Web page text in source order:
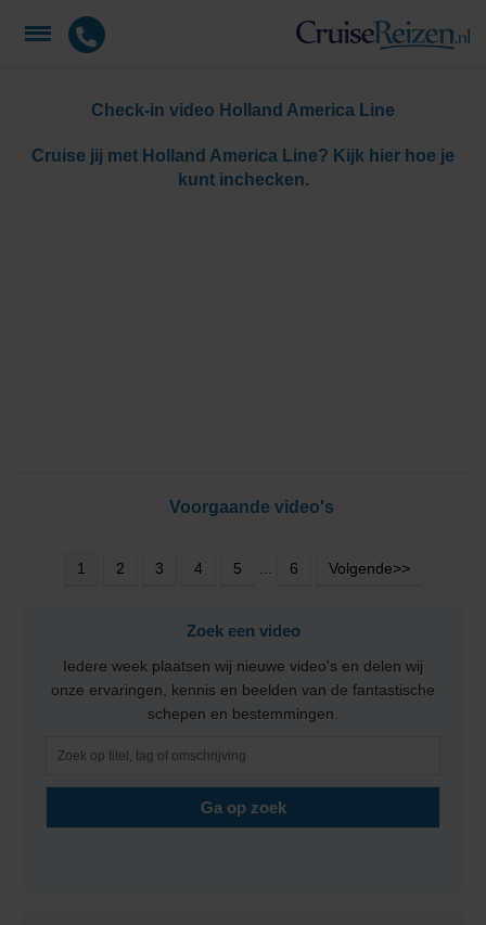
Check-in video Holland America Line
Cruise jij met Holland America Line? Kijk hier hoe je
kunt inchecken.
Voorgaande video's
1 2 3 4 5 ... 6 Volgende>>
Zoek een video
Iedere week plaatsen wij nieuwe video's en delen wij
onze ervaringen, kennis en beelden van de fantastische
schepen en bestemmingen.